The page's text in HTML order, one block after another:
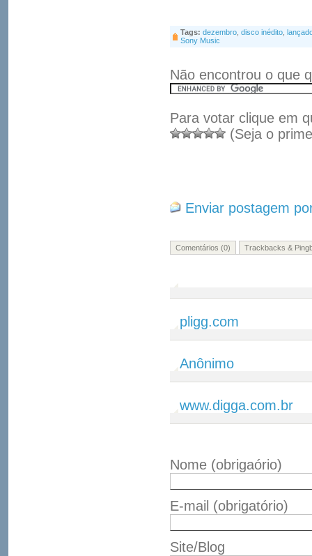
Tags: dezembro disco inédito
Sony Music
Não encontrou o que
Para votar clique em
(Seja o
Enviar postagem
Comentários (0) Trackbacks &
pligg.com
Anônimo
www.digga.com.br
Nome (obrigaório)
E-mail (obrigatório)
Site/Blog